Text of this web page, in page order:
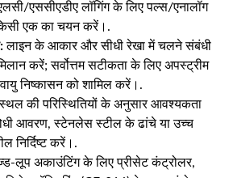
एससीएडीए लॉगिंग के लिए पल्स/एनालॉग
एक का चयन करें।.
लाइन के आकार और सीधी रेखा में चलने संबंधी
करें; सर्वोत्तम सटीकता के लिए अपस्ट्रीम
निष्कासन को शामिल करें।.
की परिस्थितियों के अनुसार आवश्यकता
आवरण, स्टेनलेस स्टील के ढांचे या उच्च
निर्दिष्ट करें।.
लूप अकाउंटिंग के लिए प्रीसेट कंट्रोलर,